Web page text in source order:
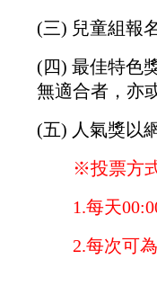
(三) 兒童組報
(四) 最佳特色
無適合者，亦
(五) 人氣獎以
※投票方
1.每天
2.每次可